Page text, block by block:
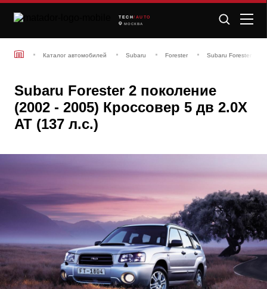
TECH /AUTO
МОСКВА
Каталог автомобилей Subaru Forester Subaru Forester 2
Subaru Forester 2 поколение
(2002 - 2005) Кроссовер 5 дв 2.0X
AT (137 л.с.)